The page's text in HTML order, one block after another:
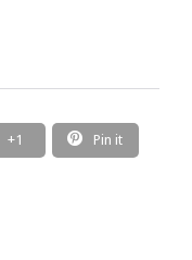
+1  Pin it